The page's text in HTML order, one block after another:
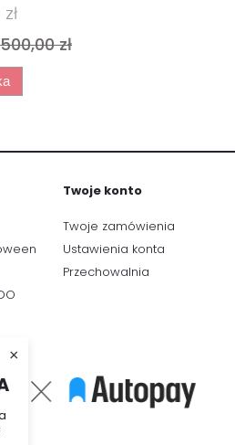
zł
×
Twoje konto
Twoje zamówienia
Ustawienia konta
Przechowalnia